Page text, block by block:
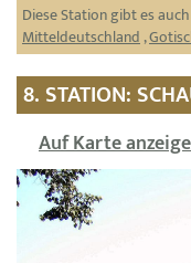
Diese Station gibt es
Mitteldeutschland,
8. STATION:
Auf Karte